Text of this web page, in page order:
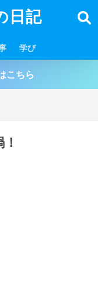
日記
学び
こちら